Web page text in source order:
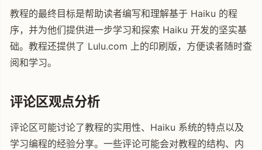
教程的最终目标是帮助读者编写和理解基于 Haiku 的程
序，并为他们提供进一步学习和探索 Haiku 开发的坚实基
础。教程还提供了 Lulu.com 上的印刷版，方便读者随时查
阅和学习。
评论区观点分析
评论区可能讨论了教程的实用性、Haiku 系统的特点以及
学习编程的经验分享。一些评论可能会对教程的结构、内